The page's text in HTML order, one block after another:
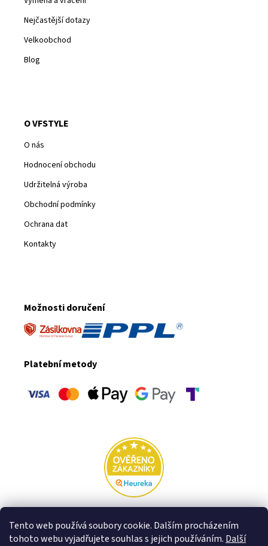
Tento web používá soubory cookie. Dalším procházením
tohoto webu vyjadřujete souhlas s jejich používáním. Další
Nejčastější dotazy
Velkoobchod
Blog
O VFSTYLE
O nás
Hodnocení obchodu
Udržitelná výroba
Obchodní podmínky
Ochrana dat
Kontakty
Možnosti doručení
Platební metody
Rodinná firma VFstyle za hranicemi:
Slovensko